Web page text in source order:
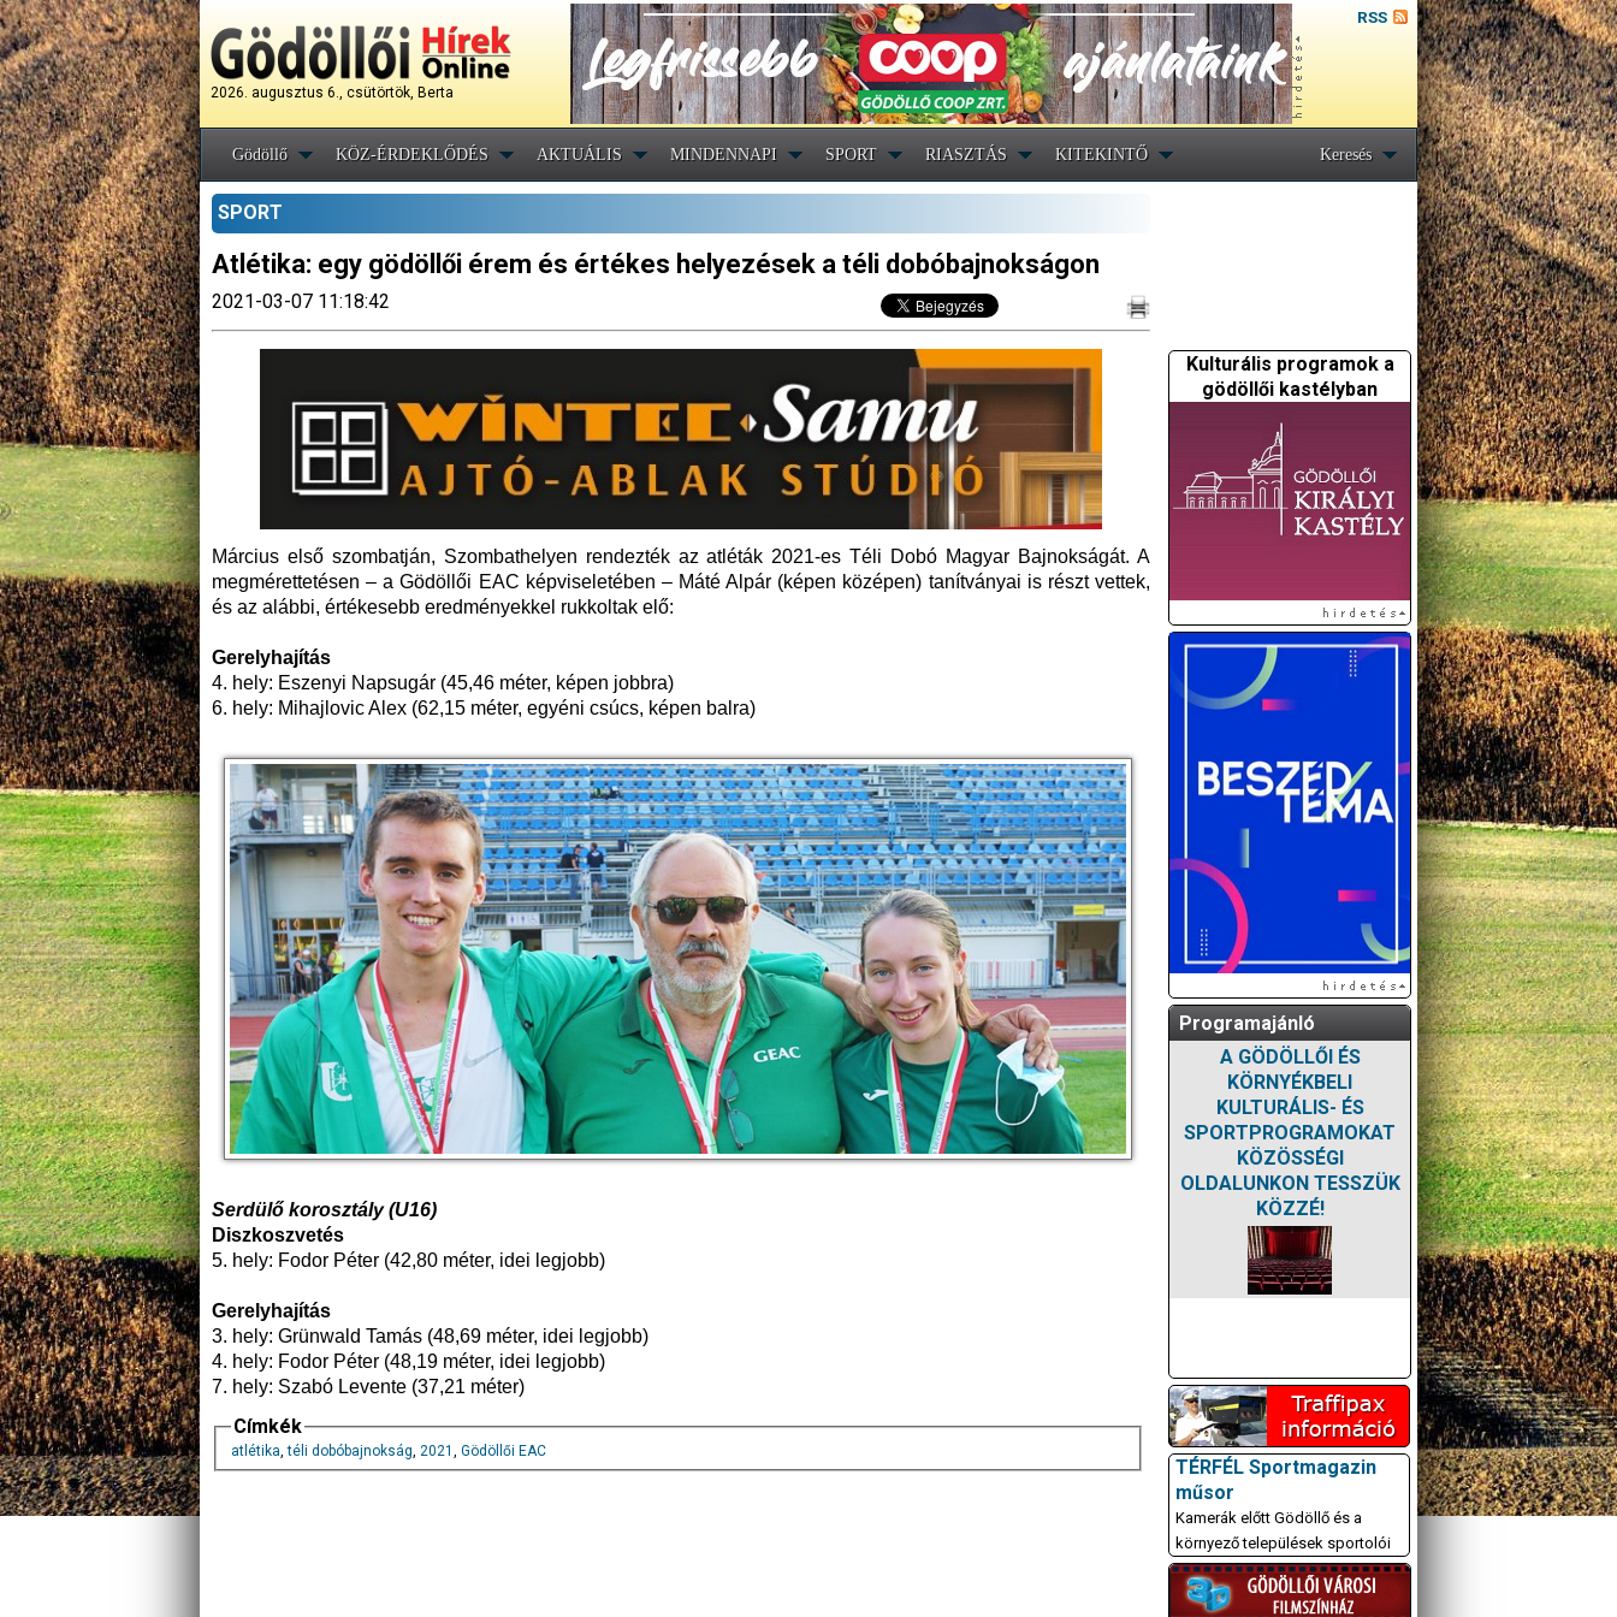
2026. augusztus 6., csütörtök, Berta
RSS
Gödöllő KÖZ-ÉRDEKLŐDÉS AKTUÁLIS MINDENNAPI SPORT RIASZTÁS KITEKINTŐ Keresés
SPORT
Atlétika: egy gödöllői érem és értékes helyezések a téli dobóbajnokságon
2021-03-07 11:18:42
Március első szombatján, Szombathelyen rendezték az atléták 2021-es Téli Dobó Magyar Bajnokságát. A
megmérettetésen – a Gödöllői EAC képviseletében – Máté Alpár (képen középen) tanítványai is részt vettek,
és az alábbi, értékesebb eredményekkel rukkoltak elő:
Gerelyhajítás
4. hely: Eszenyi Napsugár (45,46 méter, képen jobbra)
6. hely: Mihajlovic Alex (62,15 méter, egyéni csúcs, képen balra)
Serdülő korosztály (U16)
Diszkoszvetés
5. hely: Fodor Péter (42,80 méter, idei legjobb)
Gerelyhajítás
3. hely: Grünwald Tamás (48,69 méter, idei legjobb)
4. hely: Fodor Péter (48,19 méter, idei legjobb)
7. hely: Szabó Levente (37,21 méter)
Címkék
atlétika,téli dobóbajnokság, 2021 , Gödöllői EAC
Kulturális programok a
gödöllői kastélyban
Programajánló
A GÖDÖLLŐI ÉS
KÖRNYÉKBELI
KULTURÁLIS- ÉS
SPORTPROGRAMOKAT
KÖZÖSSÉGI
OLDALUNKON TESSZÜK
KÖZZÉ!
TÉRFÉL Sportmagazin
műsor
Kamerák előtt Gödöllő és a
környező települések sportolói